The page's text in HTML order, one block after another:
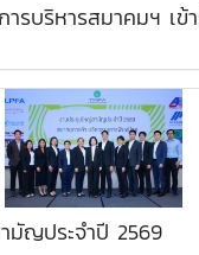
รบริหารสมาคมฯ เข้
มัญประจำปี 2569